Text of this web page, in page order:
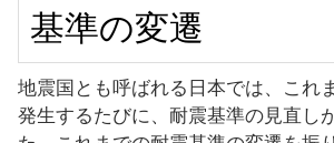
基準の変遷
地震国とも呼ばれる日本では、これ
発生するたびに、耐震基準の見直し